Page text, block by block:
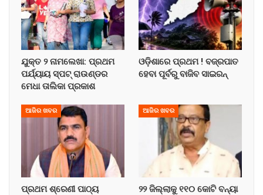
ଯୁକ୍ତ ୨ ନାମଲେଖା: ପ୍ରଥମ
ପର୍ଯ୍ୟାୟ ସ୍ପଟ୍ ରାଉଣ୍ଡର
ମେଧା ତାଲିକା ପ୍ରକାଶ
ଓଡ଼ିଶାରେ ପ୍ରଥମ ! ବଜ୍ରପାତ
ହେବା ପୂର୍ବରୁ ବାଜିବ ସାଇରନ୍
ଆଜିର ଖବର
ପ୍ରଥମ ଶ୍ରେଣୀ ପାଠ୍ୟ
ଆଜିର ଖବର
୨୨ ଜିଲ୍ଲାକୁ ୧୧୦ କୋଟି ବନ୍ୟା